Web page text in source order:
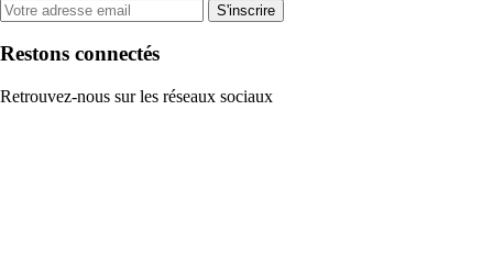
S'inscrire
Restons connectés
Retrouvez-nous sur les réseaux sociaux